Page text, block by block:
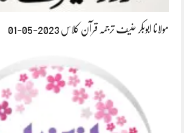
مولانا ابوبکر حنیف ترجمہ قرآن کلاس 2023-05-01